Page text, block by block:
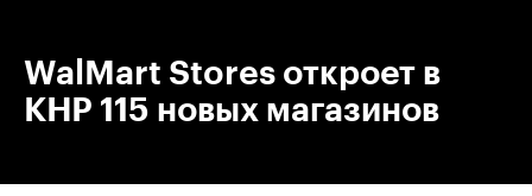
WalMart Stores откроет в
КНР 115 новых магазинов